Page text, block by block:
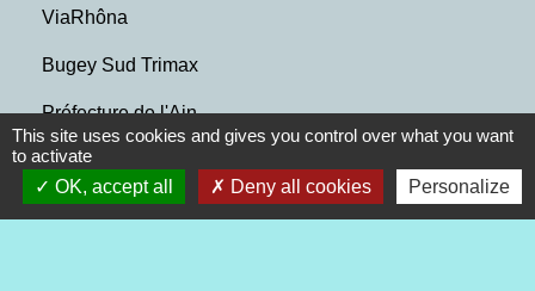
ViaRhôna
Bugey Sud Trimax
Préfecture de l'Ain
Mentions légales - Politique de confidentialité -
This site uses cookies and gives you control over what you want
to activate
OK, accept all
Deny all cookies Personalize